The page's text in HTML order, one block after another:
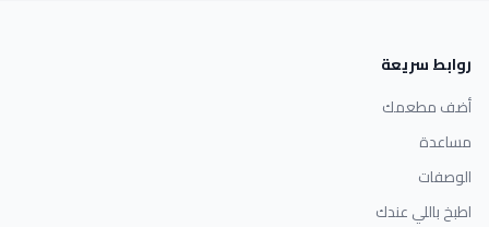
روابط سريعة
أضف مطعمك
مساعدة
الوصفات
اطبخ باللي عندك